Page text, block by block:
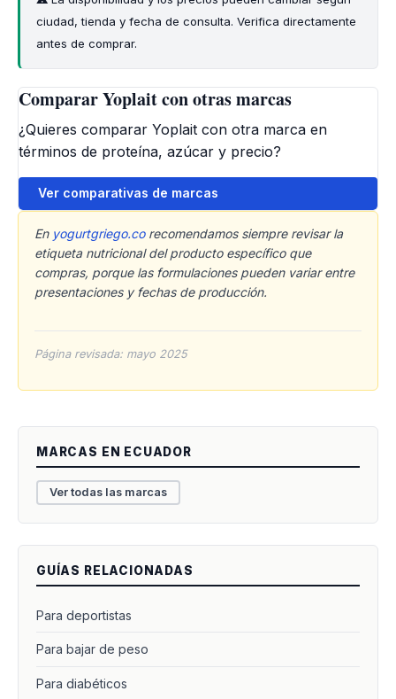
ciudad, tienda y fecha de consulta. Verifica directamente
antes de comprar.
Comparar Yoplait con otras marcas
¿Quieres comparar Yoplait con otra marca en
términos de proteína, azúcar y precio?
Ver comparativas de marcas
En yogurtgriego.corecomendamos siempre revisar la
etiqueta nutricional del producto específico que
compras, porque las formulaciones pueden variar entre
presentaciones y fechas de producción.
Página revisada: mayo 2025
MARCAS EN ECUADOR
Ver todas las marcas
GUÍAS RELACIONADAS
Para deportistas
Para bajar de peso
Para diabéticos